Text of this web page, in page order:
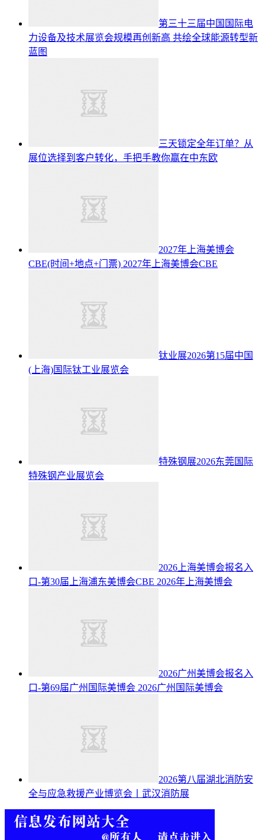
第三十三届中国国际电
力设备及技术展览会规模再创新高 共绘全球能源转型新
蓝图
三天锁定全年订单？从
展位选择到客户转化，手把手教你赢在中东欧
2027年上海美博会
CBE(时间+地点+门票) 2027年上海美博会CBE
钛业展2026第15届中国
(上海)国际钛工业展览会
特殊钢展2026东莞国际
特殊钢产业展览会
2026上海美博会报名入
口-第30届上海浦东美博会CBE 2026年上海美博会
2026广州美博会报名入
口-第69届广州国际美博会 2026广州国际美博会
2026第八届湖北消防安
全与应急救援产业博览会丨武汉消防展